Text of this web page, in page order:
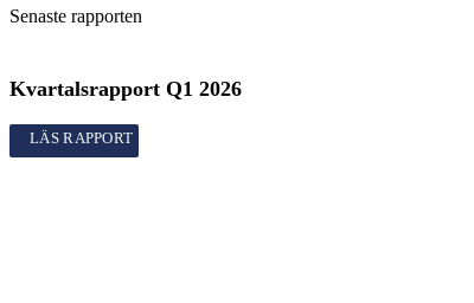
Senaste rapporten
Kvartalsrapport Q1 2026
Kvartalsrapport